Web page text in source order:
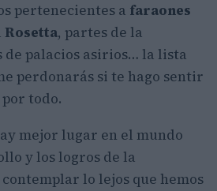
pertenecientes a faraones
Rosetta, partes de la
palacios asirios… la lista
perdonarás si te hago sentir
todo.
mejor lugar en el mundo
y los logros de la
lo lejos que hemos